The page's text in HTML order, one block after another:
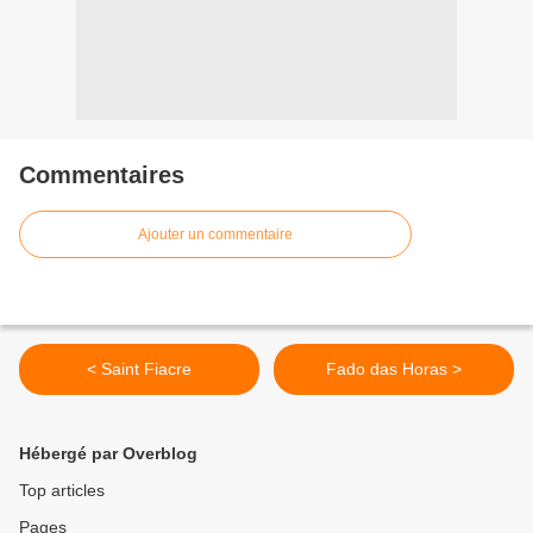
Commentaires
Ajouter un commentaire
< Saint Fiacre Fado das Horas >
Hébergé par Overblog
Top articles
Pages